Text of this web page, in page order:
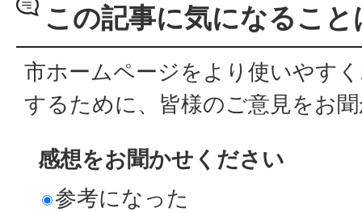
この記事に気になるこ
市ホームページをより使いやす
するために、皆様のご意見をお
感想をお聞かせください
参考になった